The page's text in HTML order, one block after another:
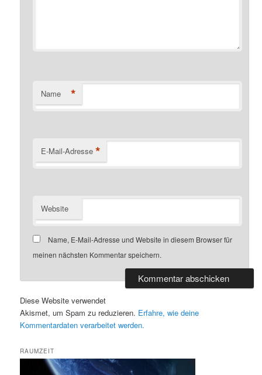
Name *
E-Mail-Adresse *
Website
Name, E-Mail-Adresse und Website in diesem Browser für
meinen nächsten Kommentar speichern.
Diese Website verwendet
Akismet, um Spam zu reduzieren. Erfahre, wie deine
Kommentardaten verarbeitet werden.
RAUMZEIT